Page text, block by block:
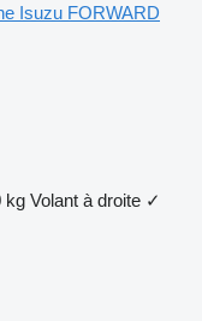
Isuzu FORWARD
kg Volant à droite ✓